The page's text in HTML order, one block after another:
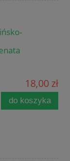
18,00 zł
do koszyka